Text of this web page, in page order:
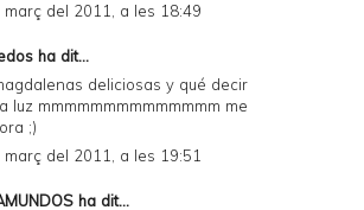
març del 2011, a les 18:49
ha dit...
deliciosas y qué decir
luz mmmmmmmmmmmmmm me
;)
març del 2011, a les 19:51
ha dit...